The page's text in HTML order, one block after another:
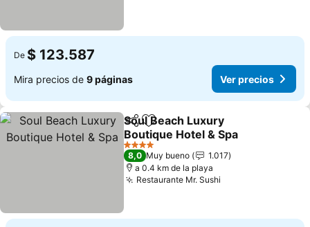
De $ 123.587
Mira precios de 9 páginas Ver precios
CompartirAgregar a favoritos
Soul Beach Luxury
Boutique Hotel & Spa
Ver precios
4 Estrellas
8,0 Muy bueno
1.017
a 0.4 km de la playa
Restaurante Mr. Sushi